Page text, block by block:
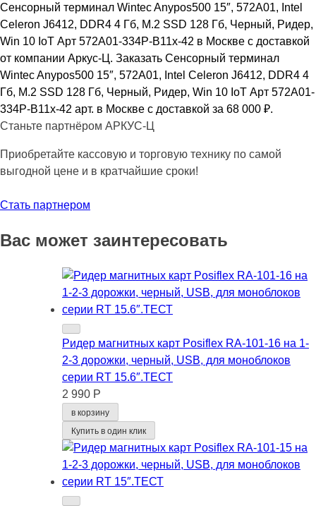
Черный,
Арт
B11x-
42
Сенсорный терминал Wintec Anypos500 15″, 572A01, Intel
Celeron J6412, DDR4 4 Гб, M.2 SSD 128 Гб, Черный, Ридер,
Win 10 IoT Арт 572A01-334P-B11x-42 в Москве с доставкой
от компании Аркус-Ц. Заказать Сенсорный терминал
Wintec Anypos500 15″, 572A01, Intel Celeron J6412, DDR4 4
Гб, M.2 SSD 128 Гб, Черный, Ридер, Win 10 IoT Арт 572A01-
334P-B11x-42 арт. в Москве с доставкой за 68 000 ₽.
Станьте партнёром АРКУС-Ц
Приобретайте кассовую и торговую технику по самой
выгодной цене и в кратчайшие сроки!
Стать партнером
Вас может заинтересовать
Ридер магнитных карт Posiflex RA-101-16 на 1-
2-3 дорожки, черный, USB, для моноблоков
серии RT 15.6″.ТЕСТ
2 990 Р
в корзину
Купить в один клик